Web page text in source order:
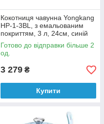
Кокотниця чавунна Yongkang
HP-1-3BL, з емальованим
покриттям, 3 л, 24см, синій
Готово до відправки більше 2
од.
3 279 ₴
Купити